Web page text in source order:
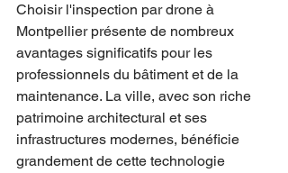
Choisir l'inspection par drone à
Montpellier présente de nombreux
avantages significatifs pour les
professionnels du bâtiment et de la
maintenance. La ville, avec son riche
patrimoine architectural et ses
infrastructures modernes, bénéficie
grandement de cette technologie